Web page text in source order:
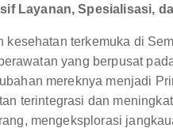
Layanan, Spesialisasi,
terkemuka di
yang berpusat
mereknya menjadi
terintegrasi dan
mengeksplorasi